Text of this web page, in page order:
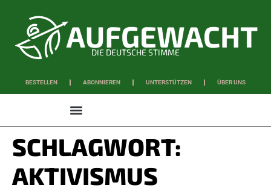
DIE DEUTSCHE STIMME
BESTELLEN ABONNIEREN UNTERSTÜTZEN ÜBER UNS
SCHLAGWORT:
AKTIVISMUS